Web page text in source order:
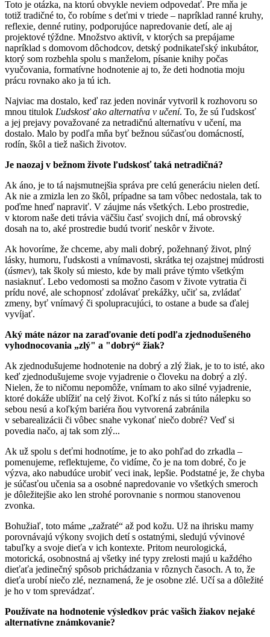
Toto je otázka, na ktorú obvykle neviem odpovedať. Pre mňa je
totiž tradičné to, čo robíme s deťmi v triede – napríklad ranné kruhy,
reflexie, denné rutiny, podporujúce napredovanie detí, ale aj
projektové týždne. Množstvo aktivít, v ktorých sa prepájame
napríklad s domovom dôchodcov, detský podnikateľský inkubátor,
ktorý som rozbehla spolu s manželom, písanie knihy počas
vyučovania, formatívne hodnotenie aj to, že deti hodnotia moju
prácu rovnako ako ja tú ich.
Najviac ma dostalo, keď raz jeden novinár vytvoril k rozhovoru so
mnou titulok Ľudskosť ako alternatíva v učení. To, že sú ľudskosť
a jej prejavy považované za netradičnú alternatívu v učení, ma
dostalo. Malo by podľa mňa byť bežnou súčasťou domácností,
rodín, škôl a tiež našich životov.
Je naozaj v bežnom živote ľudskosť taká netradičná?
Ak áno, je to tá najsmutnejšia správa pre celú generáciu nielen detí.
Ak nie a zmizla len zo škôl, prípadne sa tam vôbec nedostala, tak to
poďme hneď napraviť. V záujme nás všetkých. Lebo prostredie,
v ktorom naše deti trávia väčšiu časť svojich dní, má obrovský
dosah na to, aké prostredie budú tvoriť neskôr v živote.
Ak hovoríme, že chceme, aby mali dobrý, požehnaný život, plný
lásky, humoru, ľudskosti a vnímavosti, skrátka tej ozajstnej múdrosti
(úsmev), tak školy sú miesto, kde by mali práve týmto všetkým
nasiaknuť. Lebo vedomosti sa možno časom v živote vytratia či
prídu nové, ale schopnosť zdolávať prekážky, učiť sa, zvládať
zmeny, byť vnímavý či spolupracujúci, to ostane a bude sa ďalej
vyvíjať.
Aký máte názor na zaraďovanie detí podľa zjednodušeného
vyhodnocovania „zlý" a "dobrý“ žiak?
Ak zjednodušujeme hodnotenie na dobrý a zlý žiak, je to to isté, ako
keď zjednodušujeme svoje vyjadrenie o človeku na dobrý a zlý.
Nielen, že to ničomu nepomôže, vnímam to ako silné vyjadrenie,
ktoré dokáže ublížiť na celý život. Koľkí z nás si túto nálepku so
sebou nesú a koľkým bariéra ňou vytvorená zabránila
v sebarealizácii či vôbec snahe vykonať niečo dobré? Veď si
povedia načo, aj tak som zlý...
Ak už spolu s deťmi hodnotíme, je to ako pohľad do zrkadla –
pomenujeme, reflektujeme, čo vidíme, čo je na tom dobré, čo je
výzva, ako nabudúce urobiť veci inak, lepšie. Podstatné je, že chyba
je súčasťou učenia sa a osobné napredovanie vo všetkých smeroch
je dôležitejšie ako len strohé porovnanie s normou stanovenou
zvonka.
Bohužiaľ, toto máme „zažraté“ až pod kožu. Už na ihrisku mamy
porovnávajú výkony svojich detí s ostatnými, sledujú vývinové
tabuľky a svoje dieťa v ich kontexte. Pritom neurologická,
motorická, osobnostná aj všetky iné typy zrelosti majú u každého
dieťaťa jedinečný spôsob prichádzania v rôznych časoch. A to, že
dieťa urobí niečo zlé, neznamená, že je osobne zlé. Učí sa a dôležité
je ho v tom sprevádzať.
Používate na hodnotenie výsledkov prác vašich žiakov nejaké
alternatívne známkovanie?